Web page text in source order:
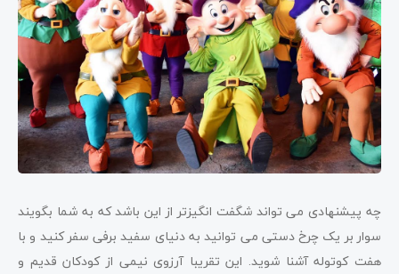
چه پیشنهادی می تواند شگفت انگیزتر از این باشد که به شما بگویند
سوار بر یک چرخ دستی می توانید به دنیای سفید برفی سفر کنید و با
هفت کوتوله آشنا شوید. این تقریبا آرزوی نیمی از کودکان قدیم و